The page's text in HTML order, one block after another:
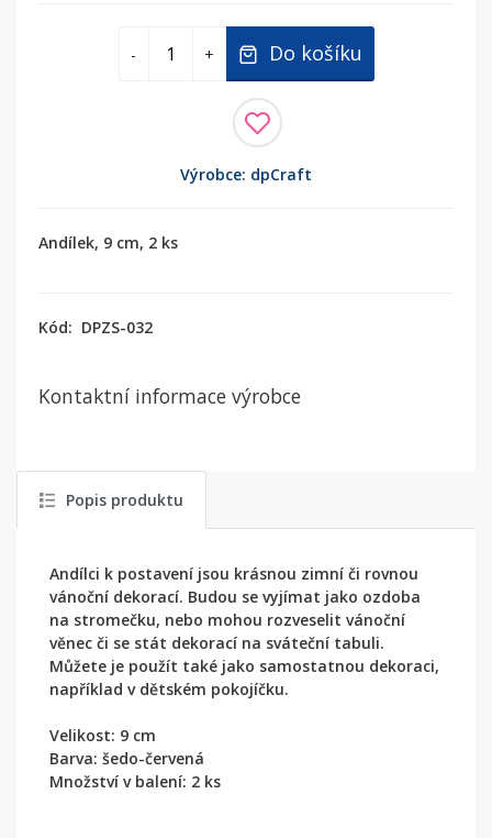
- + Do košíku
Výrobce: dpCraft
Andílek, 9 cm, 2 ks
Kód: DPZS-032
Kontaktní informace výrobce
Popis produktu
Andílci k postavení jsou krásnou zimní či rovnou
vánoční dekorací. Budou se vyjímat jako ozdoba
na stromečku, nebo mohou rozveselit vánoční
věnec či se stát dekorací na sváteční tabuli.
Můžete je použít také jako samostatnou dekoraci,
například v dětském pokojíčku.
Velikost: 9 cm
Barva: šedo-červená
Množství v balení: 2 ks